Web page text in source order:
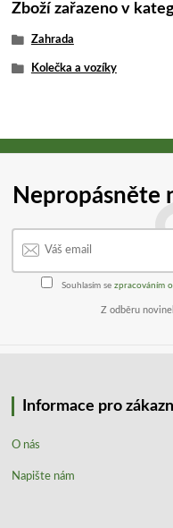
Zboží zařazeno v
Zahrada
Kolečka a vozíky
Nepropásněte
Souhlasím se zpracováním
Z odběru
Informace pro
O nás
Napište nám